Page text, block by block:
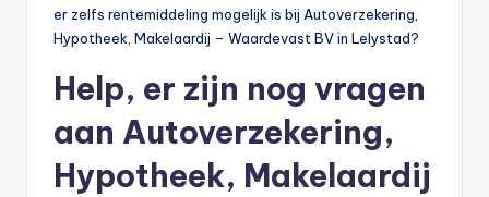
er zelfs rentemiddeling mogelijk is bij Autoverzekering,
Hypotheek, Makelaardij – Waardevast BV in Lelystad?
Help, er zijn nog vragen
aan Autoverzekering,
Hypotheek, Makelaardij